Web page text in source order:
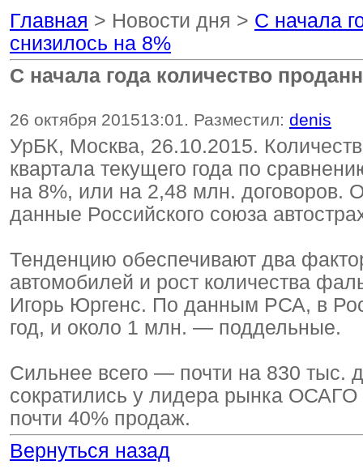
Главная > Новости дня > С начала
снизилось на 8%
С начала года количество
26 октября 201513:01. Разместил: denis
УрБК, Москва, 26.10.2015.
квартала текущего года по
на 8%, или на 2,48 млн. договоров.
данные Российского союза
Тенденцию обеспечивают два
автомобилей и рост количества
Игорь Юргенс. По данным РСА, в
год, и около 1 млн. — поддельные.
Сильнее всего — почти на 830 тыс.
сократились у лидера рынка ОСАГО
почти 40% продаж.
Вернуться назад